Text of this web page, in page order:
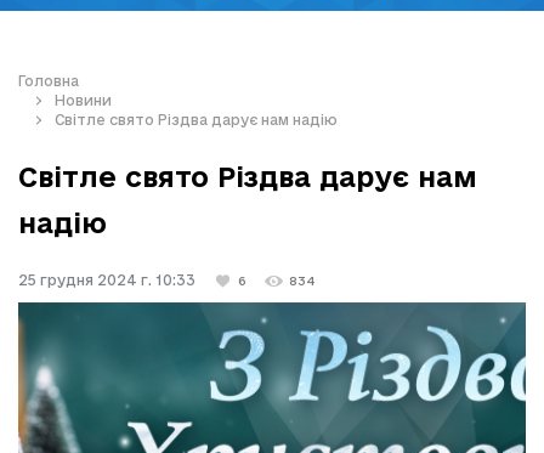
Головна
Новини
Світле свято Різдва дарує нам надію
Світле свято Різдва дарує нам
надію
25 грудня 2024 г. 10:33 6 834